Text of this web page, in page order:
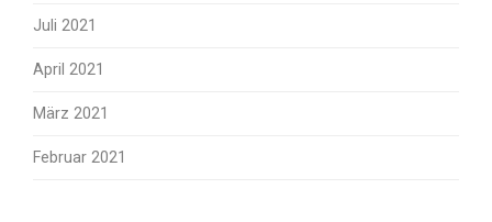
Juli 2021
April 2021
März 2021
Februar 2021